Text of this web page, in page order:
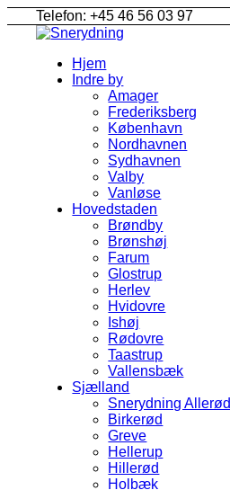
Telefon: +45 46 56 03 97
Hjem
Indre by
Amager
Frederiksberg
København
Nordhavnen
Sydhavnen
Valby
Vanløse
Hovedstaden
Brøndby
Brønshøj
Farum
Glostrup
Herlev
Hvidovre
Ishøj
Rødovre
Taastrup
Vallensbæk
Sjælland
Snerydning Allerød
Birkerød
Greve
Hellerup
Hillerød
Holbæk